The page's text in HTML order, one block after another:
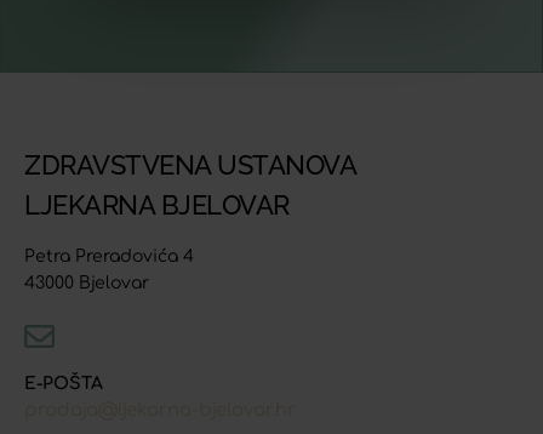
ZDRAVSTVENA USTANOVA
LJEKARNA BJELOVAR
Petra Preradovića 4
43000 Bjelovar
E-POŠTA